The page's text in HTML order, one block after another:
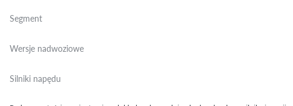
Segment
Wersje nadwoziowe
Silniki napędu